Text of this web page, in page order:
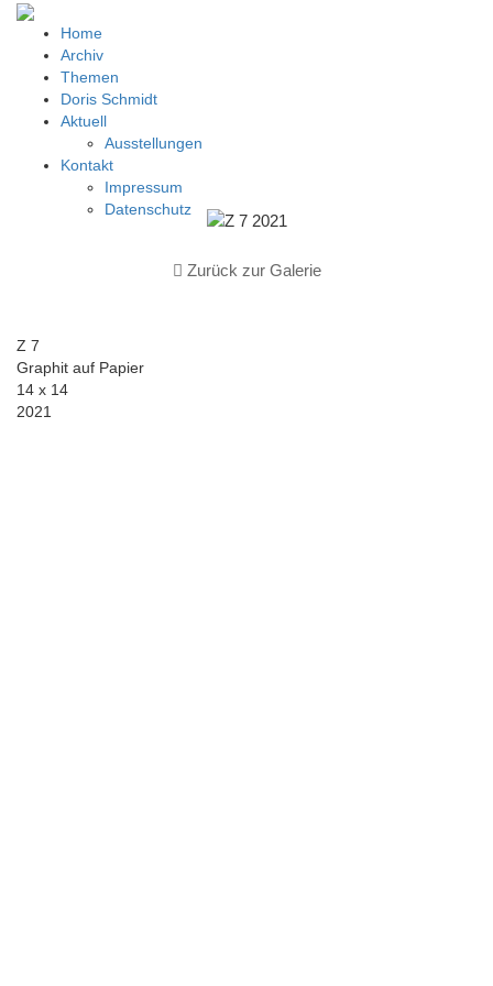
Home
Archiv
Themen
Doris Schmidt
Aktuell
Ausstellungen
Kontakt
Impressum
Datenschutz
Zurück zur Galerie
Z 7
Graphit auf Papier
14 x 14
2021